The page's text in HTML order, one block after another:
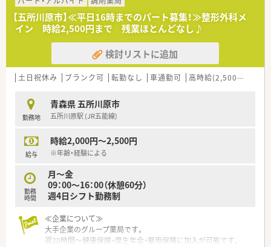
【五所川原市】≪平日16時までのパート募集！≫整形外科メ
イン 時給2,500円まで 残業ほとんどなし♪
検討リストに追加
土日祝休み ブランク可 転勤なし 車通勤可 高時給(2,500円以上)
勤務地
青森県 五所川原市
五所川原駅 (JR五能線)
給与
時給2,000円～2,500円
※年齢・経験による
勤務
時間
月～金
09：00～16：00（休憩60分）
週4日シフト勤務制
≪企業について≫
大手企業のグループ薬局です。
週20時間～健康保険・厚生年金・雇用保険に加入が可能です。